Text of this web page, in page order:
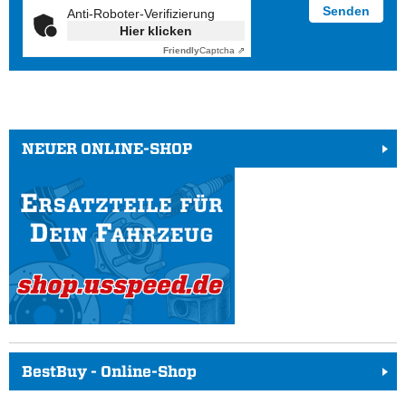
Anti-Roboter-Verifizierung
Hier klicken
FriendlyCaptcha ⇗
NEUER ONLINE-SHOP
BestBuy - Online-Shop